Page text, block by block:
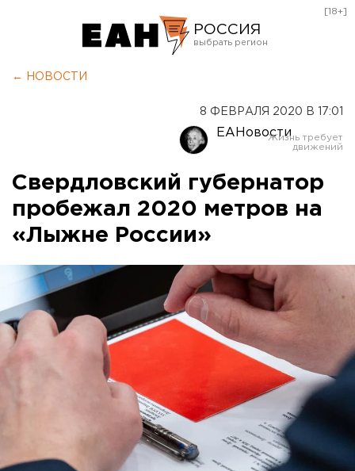
РОССИЯ
Оренбург
[18+]
← НОВОСТИ
8 ФЕВРАЛЯ 2020 В 17:01
ЕАНовости
Свердловский губернатор
пробежал 2020 метров на
«Лыжне России»